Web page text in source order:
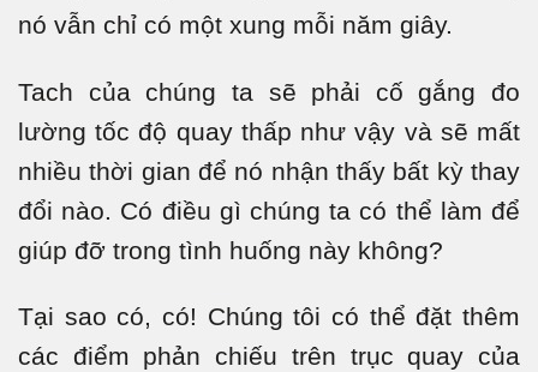
nó vẫn chỉ có một xung mỗi năm giây.
Tach của chúng ta sẽ phải cố gắng đo
lường tốc độ quay thấp như vậy và sẽ mất
nhiều thời gian để nó nhận thấy bất kỳ thay
đổi nào. Có điều gì chúng ta có thể làm để
giúp đỡ trong tình huống này không?
Tại sao có, có! Chúng tôi có thể đặt thêm
các điểm phản chiếu trên trục quay của